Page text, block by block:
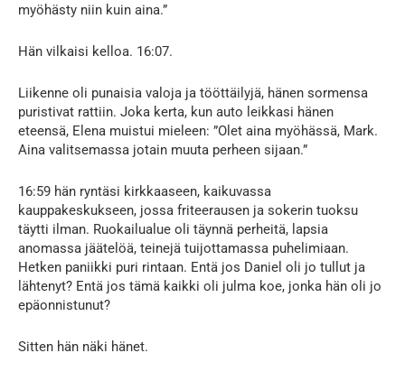
myöhästy niin kuin aina.”
Hän vilkaisi kelloa. 16:07.
Liikenne oli punaisia valoja ja tööttäilyjä, hänen sormensa
puristivat rattiin. Joka kerta, kun auto leikkasi hänen
eteensä, Elena muistui mieleen: ”Olet aina myöhässä, Mark.
Aina valitsemassa jotain muuta perheen sijaan.”
16:59 hän ryntäsi kirkkaaseen, kaikuvassa
kauppakeskukseen, jossa friteerausen ja sokerin tuoksu
täytti ilman. Ruokailualue oli täynnä perheitä, lapsia
anomassa jäätelöä, teinejä tuijottamassa puhelimiaan.
Hetken paniikki puri rintaan. Entä jos Daniel oli jo tullut ja
lähtenyt? Entä jos tämä kaikki oli julma koe, jonka hän oli jo
epäonnistunut?
Sitten hän näki hänet.